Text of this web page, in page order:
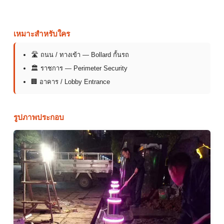
เหมาะสำหรับใคร
🛣 ถนน / ทางเข้า — Bollard กั้นรถ
🏛 ราชการ — Perimeter Security
🏢 อาคาร / Lobby Entrance
รูปภาพประกอบ